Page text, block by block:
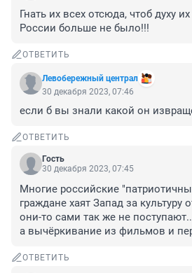
Гнать их всех отсюда, чтоб духу
России больше не было!!!
ОТВЕТИТЬ
Левобережный централ
30 декабря 2023, 07:46
если б вы знали какой он
ОТВЕТИТЬ
Гость
30 декабря 2023, 07:45
Многие российские
граждане хаят Запад за
они-то сами так же не
а вычёркивание из фильмов и
ОТВЕТИТЬ